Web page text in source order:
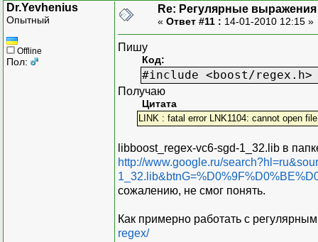
Dr.Yevhenius
Опытный
Offline
Пол:
Re: Регулярные
« Ответ #11 : 14-01-2010 12:15 »
Пишу
Код:
#include <boost/regex.h>
Получаю
Цитата
LINK : fatal error LNK1104: cannot open
libboost_regex-vc6-sgd-1_32.lib в
http://www.google.ru/
сожалению, не смог понять.
Как примерно работать с
regex/